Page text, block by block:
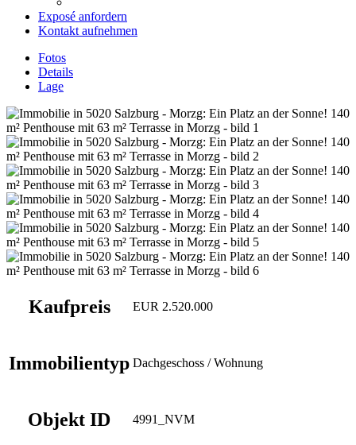
Exposé anfordern
Kontakt aufnehmen
Fotos
Details
Lage
Kaufpreis EUR 2.520.000
Immobilientyp Dachgeschoss / Wohnung
Objekt ID 4991_NVM